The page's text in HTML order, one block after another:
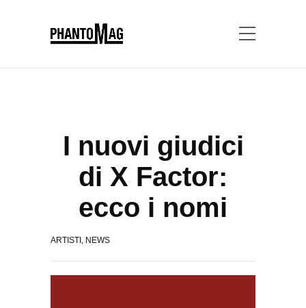
I nuovi giudici
di X Factor:
ecco i nomi
ARTISTI , NEWS